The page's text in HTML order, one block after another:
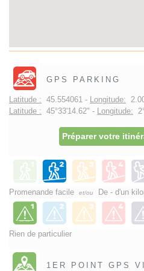
GPS PARKING
Latitude : 45.554061 - Longitude:
Latitude : 45°33'14.62" - Longitude:
Préparer votre
Promenande facile et/ou De - d'un
Rien de particulier
1ER POINT GPS